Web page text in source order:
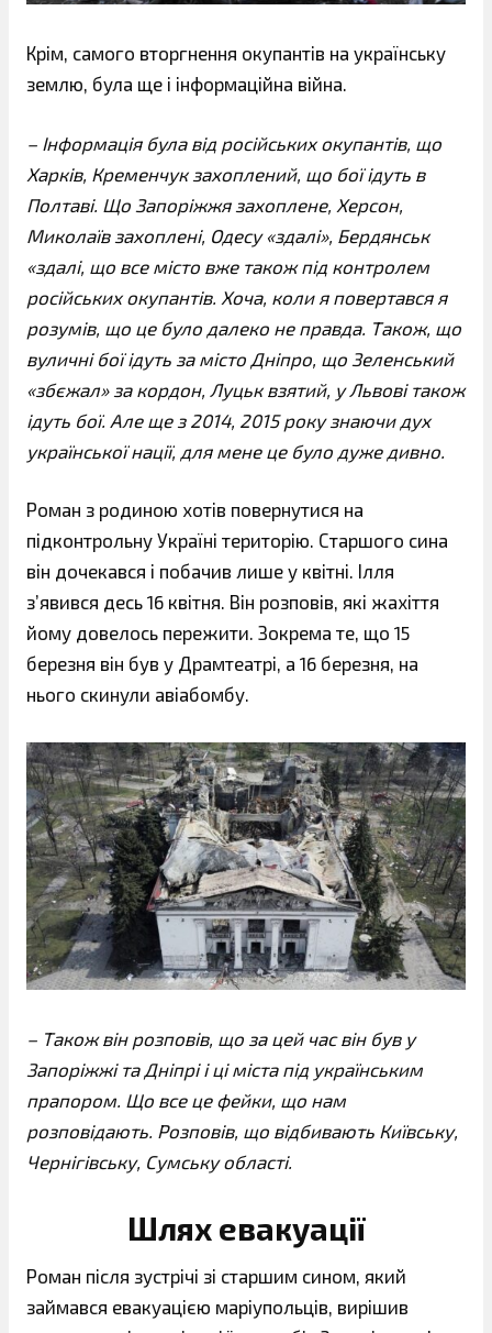
Крім, самого вторгнення окупантів на українську
землю, була ще і інформаційна війна.
– Інформація була від російських окупантів, що
Харків, Кременчук захоплений, що бої ідуть в
Полтаві. Що Запоріжжя захоплене, Херсон,
Миколаїв захоплені, Одесу «здалі», Бердянськ
«здалі, що все місто вже також під контролем
російських окупантів. Хоча, коли я повертався я
розумів, що це було далеко не правда. Також, що
вуличні бої ідуть за місто Дніпро, що Зеленський
«збєжал» за кордон, Луцьк взятий, у Львові також
ідуть бої. Але ще з 2014, 2015 року знаючи дух
української нації, для мене це було дуже дивно.
Роман з родиною хотів повернутися на
підконтрольну Україні територію. Старшого сина
він дочекався і побачив лише у квітні. Ілля
з’явився десь 16 квітня. Він розповів, які жахіття
йому довелось пережити. Зокрема те, що 15
березня він був у Драмтеатрі, а 16 березня, на
нього скинули авіабомбу.
– Також він розповів, що за цей час він був у
Запоріжжі та Дніпрі і ці міста під українським
прапором. Що все це фейки, що нам
розповідають. Розповів, що відбивають Київську,
Чернігівську, Сумську області.
Шлях евакуації
Роман після зустрічі зі старшим сином, який
займався евакуацією маріупольців, вирішив